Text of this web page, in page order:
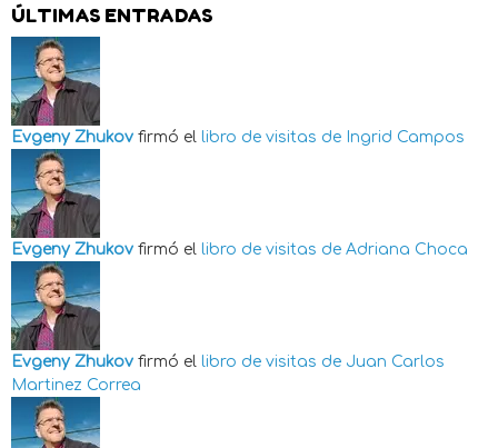
ÚLTIMAS ENTRADAS
Evgeny Zhukov firmó el libro de visitas de Ingrid Campos
Evgeny Zhukov firmó el libro de visitas de Adriana Choca
Evgeny Zhukov firmó el libro de visitas de Juan Carlos
Martinez Correa